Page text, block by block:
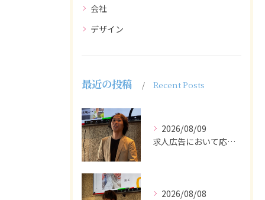
会社
デザイン
最近の投稿 Recent Posts
2026/08/09
求人広告において応募者の質を大きく左右するのは、求人内容の充...
2026/08/08